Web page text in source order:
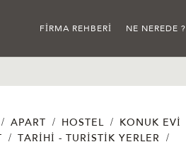
FIRMA REHBERI NE NEREDE ?
/ APART / HOSTEL / KONUK EVI
/ TARIHI - TURISTIK YERLER /